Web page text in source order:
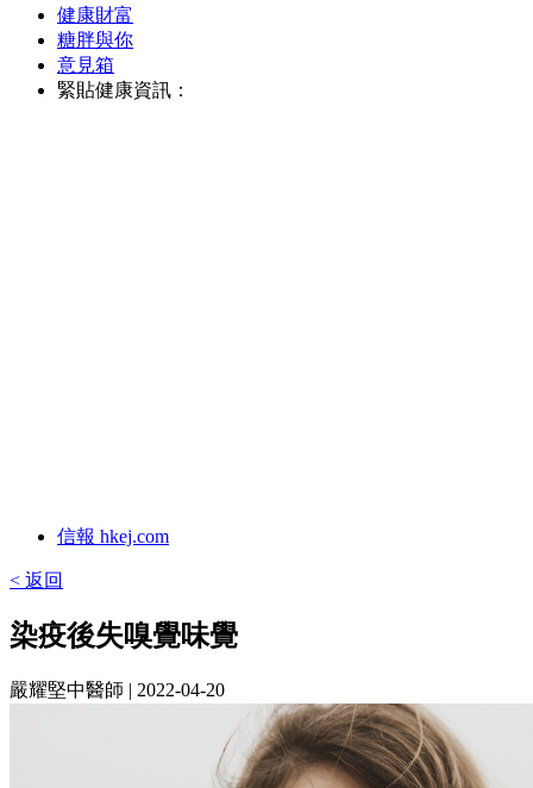
健康財富
糖胖與你
意見箱
緊貼健康資訊：
信報 hkej.com
< 返回
染疫後失嗅覺味覺
嚴耀堅中醫師 | 2022-04-20